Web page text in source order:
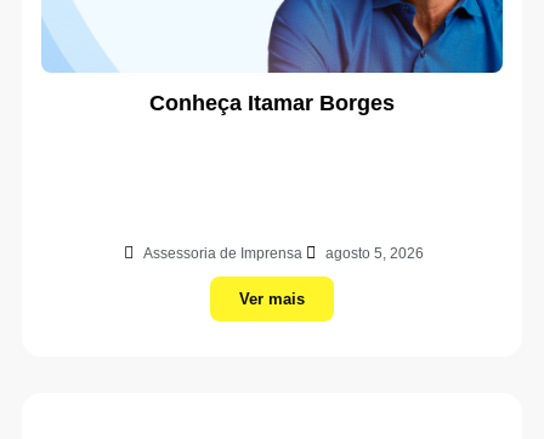
Conheça Itamar Borges
Assessoria de Imprensa agosto 5, 2026
Ver mais